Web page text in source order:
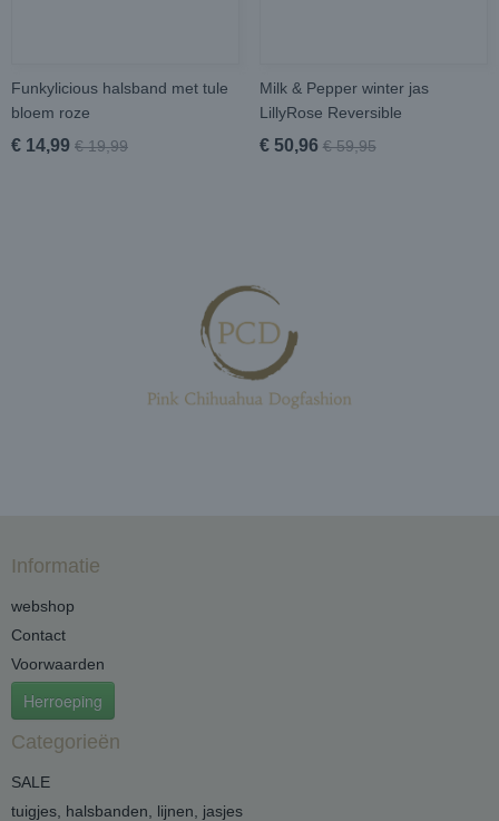
Funkylicious halsband met tule
bloem roze
€ 14,99 € 19,99
Milk & Pepper winter jas
LillyRose Reversible
€ 50,96 € 59,95
Informatie
webshop
Contact
Voorwaarden
Herroeping
Categorieën
SALE
tuigjes, halsbanden, lijnen, jasjes